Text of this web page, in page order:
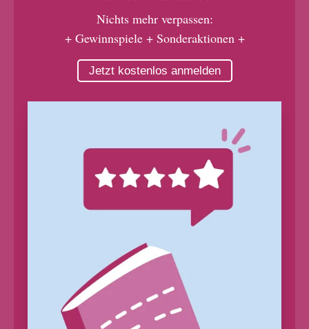
Nichts mehr verpassen:
+ Gewinnspiele + Sonderaktionen +
Jetzt kostenlos anmelden